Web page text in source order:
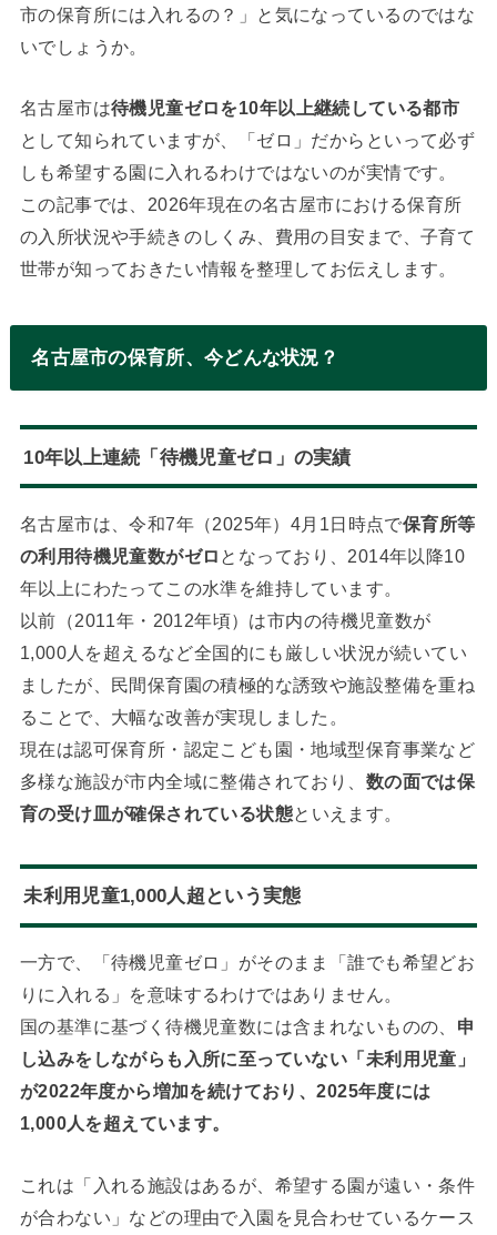
市の保育所には入れるの？」と気になっているのではな
いでしょうか。
名古屋市は待機児童ゼロを10年以上継続している都市
として知られていますが、「ゼロ」だからといって必ず
しも希望する園に入れるわけではないのが実情です。
この記事では、2026年現在の名古屋市における保育所
の入所状況や手続きのしくみ、費用の目安まで、子育て
世帯が知っておきたい情報を整理してお伝えします。
名古屋市の保育所、今どんな状況？
10年以上連続「待機児童ゼロ」の実績
名古屋市は、令和7年（2025年）4月1日時点で保育所等
の利用待機児童数がゼロ となっており、2014年以降10
年以上にわたってこの水準を維持しています。
以前（2011年・2012年頃）は市内の待機児童数が
1,000人を超えるなど全国的にも厳しい状況が続いてい
ましたが、民間保育園の積極的な誘致や施設整備を重ね
ることで、大幅な改善が実現しました。
現在は認可保育所・認定こども園・地域型保育事業など
多様な施設が市内全域に整備されており、 数の面では保
育の受け皿が確保されている状態といえます。
未利用児童1,000人超という実態
一方で、「待機児童ゼロ」がそのまま「誰でも希望どお
りに入れる」を意味するわけではありません。
国の基準に基づく待機児童数には含まれないものの、 申
し込みをしながらも入所に至っていない「未利用児童」
が2022年度から増加を続けており、2025年度には
1,000人を超えています。
これは「入れる施設はあるが、希望する園が遠い・条件
が合わない」などの理由で入園を見合わせているケース